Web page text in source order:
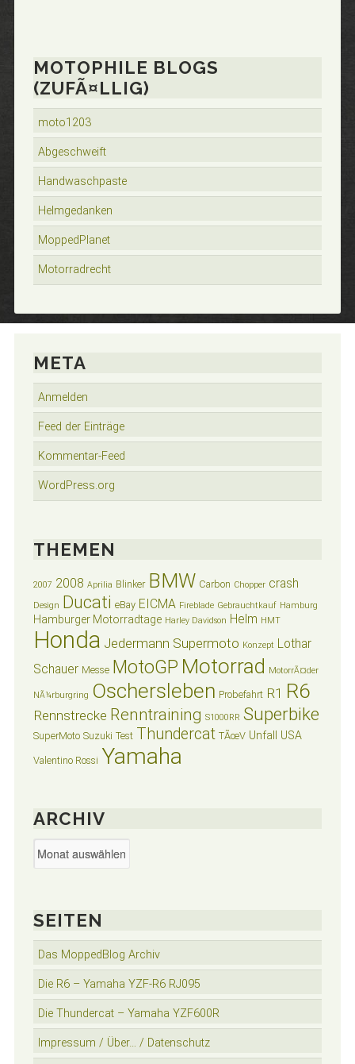
MOTOPHILE BLOGS
(ZUFÃ¤LLIG)
moto1203
Abgeschweift
Handwaschpaste
Helmgedanken
MoppedPlanet
Motorradrecht
META
Anmelden
Feed der Einträge
Kommentar-Feed
WordPress.org
THEMEN
2007 2008 Aprilia Blinker BMW Carbon Chopper crash
Design Ducati eBay EICMA Fireblade Gebrauchtkauf Hamburg
Hamburger Motorradtage Harley Davidson Helm HMT
Honda Jedermann Supermoto Konzept Lothar
Schauer Messe MotoGP Motorrad MotorrÃ¤der
NÃ¼rburgring Oschersleben Probefahrt R1 R6
Rennstrecke Renntraining S1000RR Superbike
SuperMoto Suzuki Test Thundercat TÃœV Unfall USA
Valentino Rossi Yamaha
ARCHIV
Archiv
SEITEN
Das MoppedBlog Archiv
Die R6 – Yamaha YZF-R6 RJ095
Die Thundercat – Yamaha YZF600R
Impressum / Über… / Datenschutz